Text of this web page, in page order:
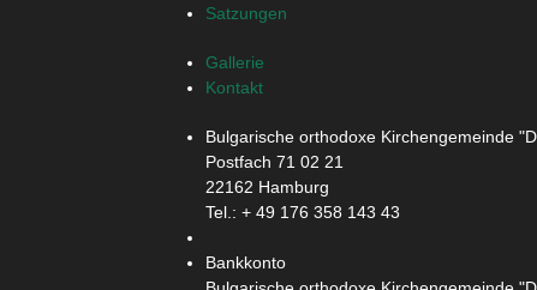
Satzungen
Gallerie
Kontakt
Bulgarische orthodoxe Kirchengemeinde
Postfach 71 02 21
22162 Hamburg
Tel.: + ‭49 176 358 143 43‬
Bankkonto